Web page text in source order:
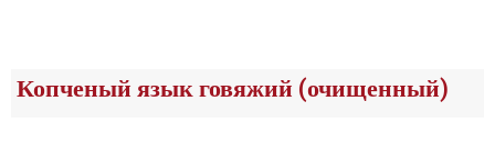
Копченый язык говяжий (очищенный)